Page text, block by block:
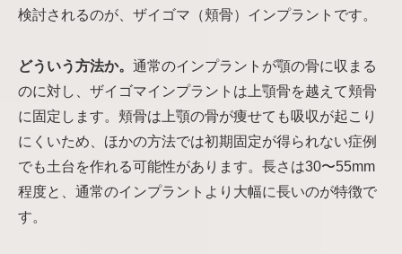
検討されるのが、ザイゴマ（頬骨）インプラントです。
どういう方法か。 通常のインプラントが顎の骨に収まる
のに対し、ザイゴマインプラントは上顎骨を越えて頬骨
に固定します。頬骨は上顎の骨が痩せても吸収が起こり
にくいため、ほかの方法では初期固定が得られない症例
でも土台を作れる可能性があります。長さは30〜55mm
程度と、通常のインプラントより大幅に長いのが特徴で
す。